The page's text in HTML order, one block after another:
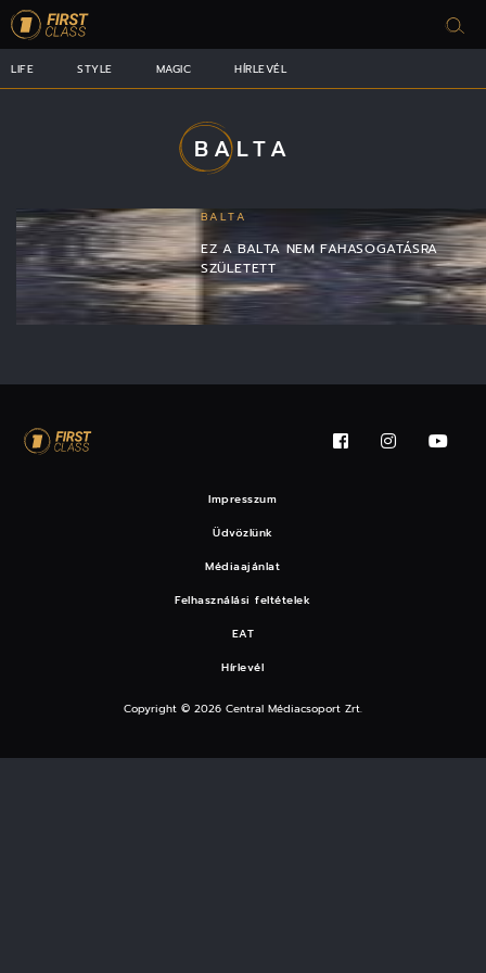
LIFE STYLE MAGIC HÍRLEVÉL
BALTA
BALTA
EZ A BALTA NEM FAHASOGATÁSRA
SZÜLETETT
Impresszum
Üdvözlünk
Médiaajánlat
Felhasználási feltételek
EAT
Hírlevél
Copyright © 2026 Central Médiacsoport Zrt.